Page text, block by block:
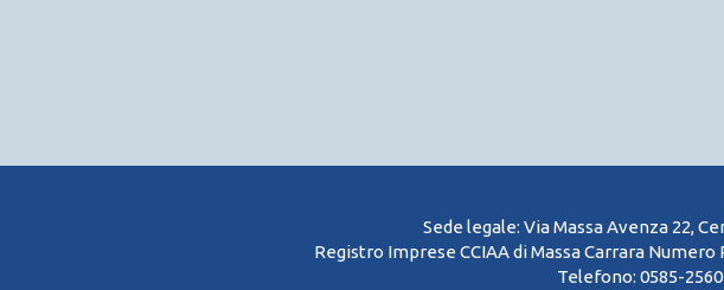
Sede legale: Via Massa Avenza 22,
Registro Imprese CCIAA di Massa Carrara Numero
Telefono: 0585-